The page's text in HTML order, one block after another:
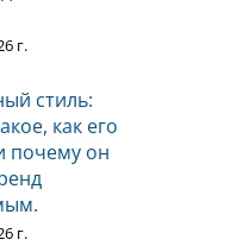
г.
стиль:
как его
почему он
г.